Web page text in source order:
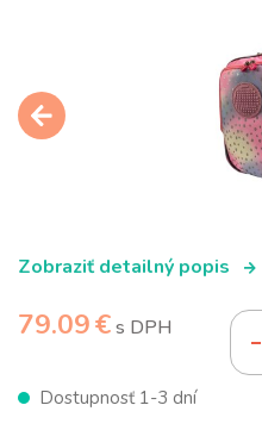
Zobraziť detailný popis
79.09 €s DPH
Dostupnosť 1-3 dní